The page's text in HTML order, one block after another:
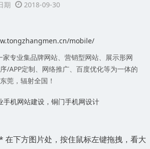
期 2018-09-30
mobile/
家专业集品牌网站、营销型网站、展示形网
/APP定制、网络推广、百度优化等为一体的
莞，辐射全国！
手机网站建设，铜门手机网设计
* 在下方图片处，按住鼠标左键拖拽，看大